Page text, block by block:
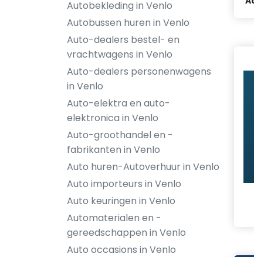
Autobekleding in Venlo
Autobussen huren in Venlo
Auto-dealers bestel- en
vrachtwagens in Venlo
Auto-dealers personenwagens
in Venlo
Auto-elektra en auto-
elektronica in Venlo
Auto-groothandel en -
fabrikanten in Venlo
Auto huren-Autoverhuur in Venlo
Auto importeurs in Venlo
Auto keuringen in Venlo
Automaterialen en -
gereedschappen in Venlo
Auto occasions in Venlo